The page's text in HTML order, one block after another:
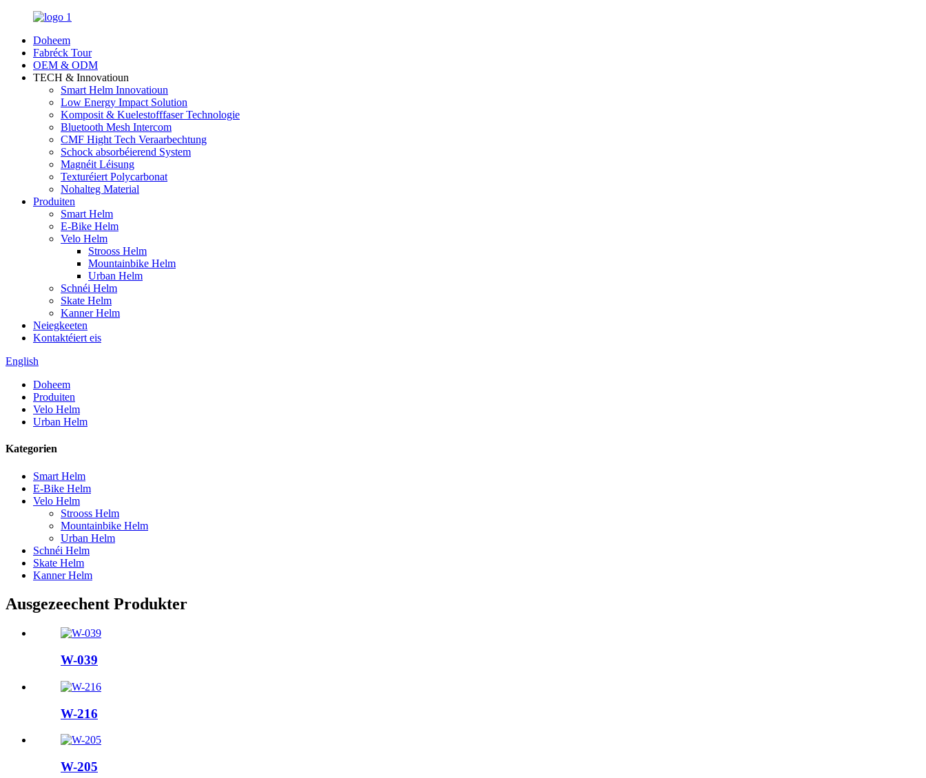
Doheem
Fabréck Tour
OEM & ODM
TECH & Innovatioun
Smart Helm Innovatioun
Low Energy Impact Solution
Komposit & Kuelestofffaser Technologie
Bluetooth Mesh Intercom
CMF Hight Tech Veraarbechtung
Schock absorbéierend System
Magnéit Léisung
Texturéiert Polycarbonat
Nohalteg Material
Produiten
Smart Helm
E-Bike Helm
Velo Helm
Strooss Helm
Mountainbike Helm
Urban Helm
Schnéi Helm
Skate Helm
Kanner Helm
Neiegkeeten
Kontaktéiert eis
English
Doheem
Produiten
Velo Helm
Urban Helm
Kategorien
Smart Helm
E-Bike Helm
Velo Helm
Strooss Helm
Mountainbike Helm
Urban Helm
Schnéi Helm
Skate Helm
Kanner Helm
Ausgezeechent Produkter
W-039
W-216
W-205